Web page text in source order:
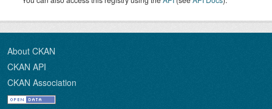
About CKAN
CKAN API
CKAN Association